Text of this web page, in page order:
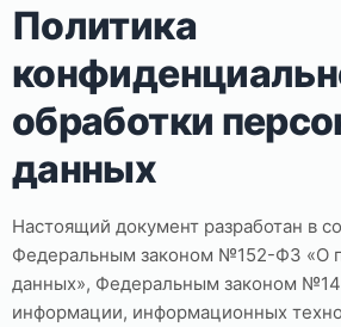
Политика
обработки
данных
Настоящий документ разработан в
Федеральным законом №152-ФЗ «О
данных», Федеральным законом
информации, информационных